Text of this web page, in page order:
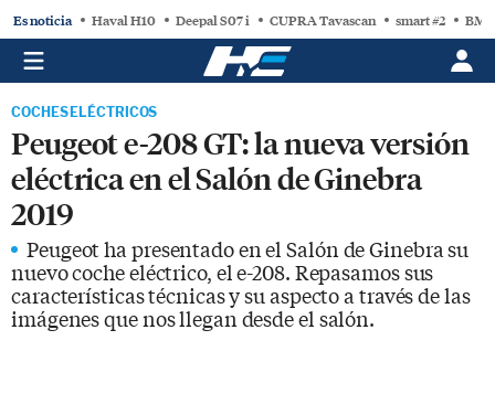
Es noticia Haval H10 Deepal S07 i CUPRA Tavascan smart #2
COCHES ELÉCTRICOS
Peugeot e-208 GT: la nueva versión
eléctrica en el Salón de Ginebra
2019
Peugeot ha presentado en el Salón de Ginebra su
nuevo coche eléctrico, el e-208. Repasamos sus
características técnicas y su aspecto a través de las
imágenes que nos llegan desde el salón.